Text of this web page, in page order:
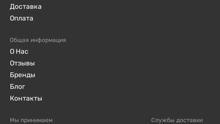
Доставка
Оплата
Общая информация
О Нас
Отзывы
Бренды
Блог
Контакты
Мы принимаем Службы доставки